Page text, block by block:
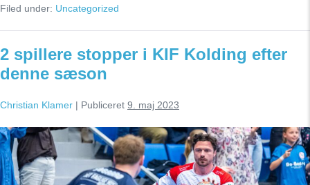
som
i
Kolding
Filed under: Uncategorized
2 spillere stopper i KIF Kolding efter
denne sæson
Christian Klamer | Publiceret 9. maj 2023
2
spillere
stopper